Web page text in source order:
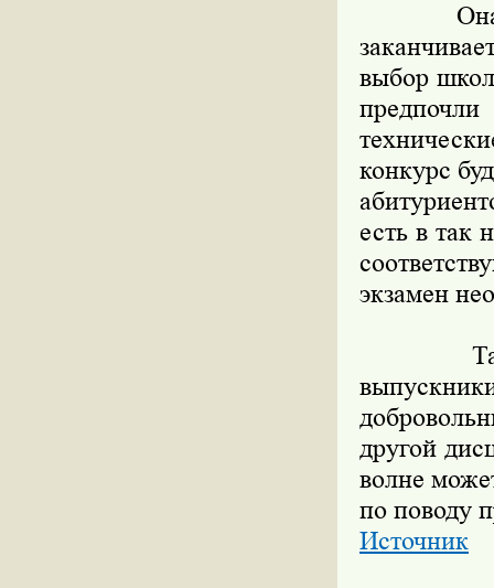
Она
выбор
конкурс
есть в так
экзамен
Такой
другой
волне
по поводу
Источник